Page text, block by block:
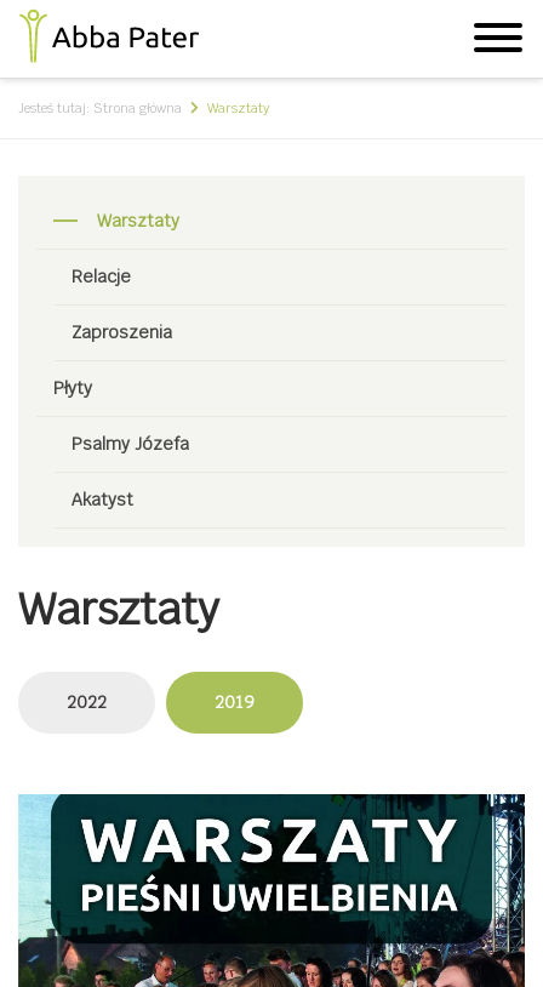
Jesteś tutaj: Strona główna Warsztaty
Warsztaty
Relacje
Zaproszenia
Płyty
Psalmy Józefa
Akatyst
Warsztaty
2022 2019